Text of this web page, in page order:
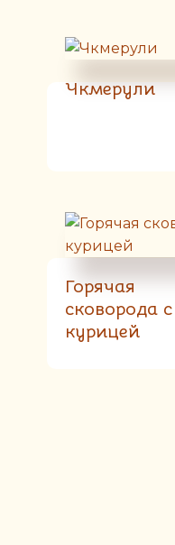
Чкмерули
Горячая
сковорода с
курицей